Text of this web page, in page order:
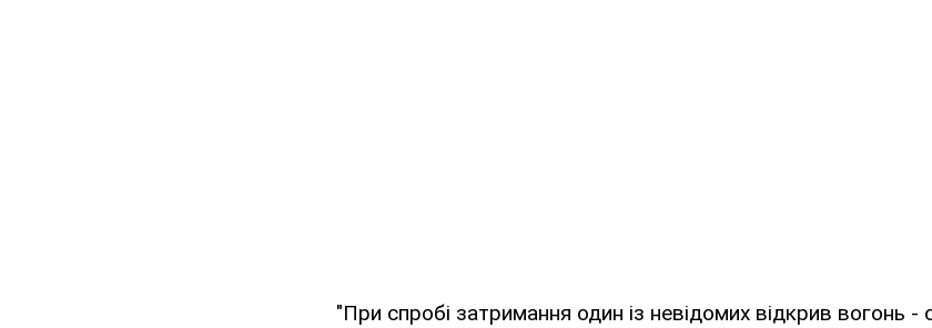
"При спробі затримання один із невідомих відкрив вогонь -